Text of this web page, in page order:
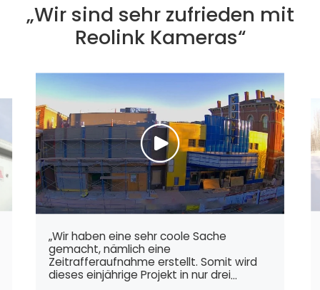
„Wir sind sehr zufrieden mit
Reolink Kameras“
„Wir haben eine sehr coole Sache
gemacht, nämlich eine
Zeitrafferaufnahme erstellt. Somit wird
dieses einjährige Projekt in nur drei